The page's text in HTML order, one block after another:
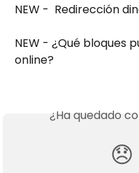
NEW -  Redirección
NEW - ¿Qué bloques
online?
¿Ha quedado
😞